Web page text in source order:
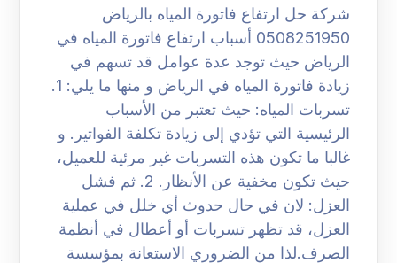
شركة حل ارتفاع فاتورة المياه بالرياض
0508251950 أسباب ارتفاع فاتورة المياه في
الرياض حيث توجد عدة عوامل قد تسهم في
زيادة فاتورة المياه في الرياض و منها ما يلي: 1.
تسربات المياه: حيث تعتبر من الأسباب
الرئيسية التي تؤدي إلى زيادة تكلفة الفواتير. و
غالبا ما تكون هذه التسربات غير مرئية للعميل،
حيث تكون مخفية عن الأنظار. 2. ثم فشل
العزل: لان في حال حدوث أي خلل في عملية
العزل، قد تظهر تسربات أو أعطال في أنظمة
الصرف.لذا من الضروري الاستعانة بمؤسسة